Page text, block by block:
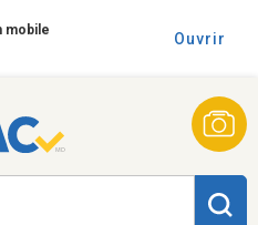
mobile Ouvrir